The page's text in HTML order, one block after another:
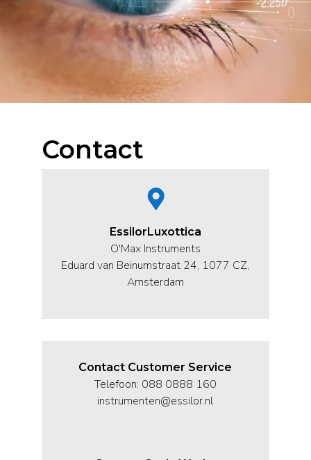
Contact
EssilorLuxottica
O'Max Instruments
Eduard van Beinumstraat 24, 1077 CZ,
Amsterdam
Contact Customer Service
Telefoon: 088 0888 160
instrumenten@essilor.nl